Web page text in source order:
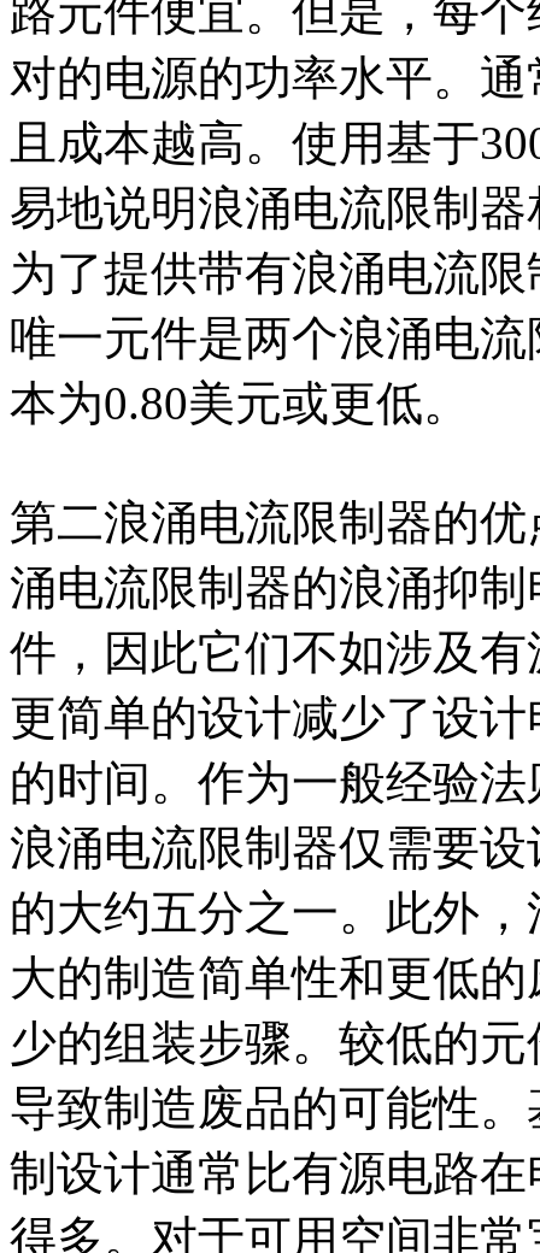
路元件便宜。但是，每
对的电源的功率水平。
且成本越高。使用基于
易地说明浪涌电流限制
为了提供带有浪涌电流
唯一元件是两个浪涌电
本为0.80美元或更低。
第二浪涌电流限制器的
涌电流限制器的浪涌抑
件，因此它们不如涉及
更简单的设计减少了设
的时间。作为一般经验
浪涌电流限制器仅需要
的大约五分之一。此外
大的制造简单性和更低
少的组装步骤。较低的
导致制造废品的可能性
制设计通常比有源电路
得多。对于可用空间非